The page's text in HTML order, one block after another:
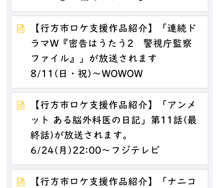
【行方市ロケ支援作品紹介】「連続ド
ラマW『密告はうたう2 警視庁監察
ファイル』」が放送されます
8/11(日・祝)～WOWOW
【行方市ロケ支援作品紹介】「アンメ
ット ある脳外科医の日記」第11話(最
終話)が放送されます。
6/24(月)22:00～フジテレビ
【行方市ロケ支援作品紹介】「ナニコ